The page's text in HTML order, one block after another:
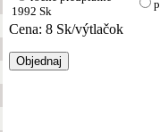
1992 Sk
Cena: 8 Sk/výtlačok